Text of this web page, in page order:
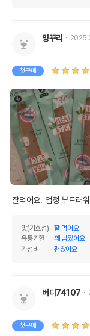
상품 필수 정보
법에 의한 인증,허가 등을
받았음을 확인할수 있는
제조자,수입품의 경우
AS책임자와 전화번호
밍꾸리
첫구매
잘먹어요. 엄청 부드러
맛(기호성)
잘 먹어요
유통기한
꽤 남았어요
가성비
괜찮아요
버디74107
첫구매